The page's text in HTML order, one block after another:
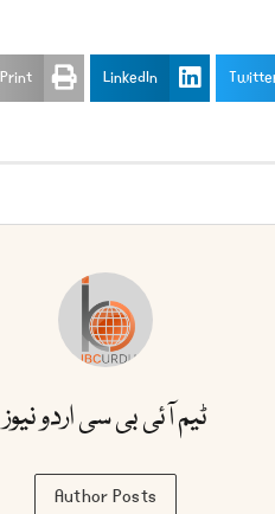
LinkedIn
Print
ٹیم آئی بی سی اردو نیوز
Author Posts